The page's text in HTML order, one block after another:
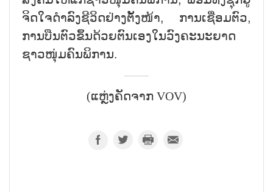
ຈິດໃຈດຳລົງຊີວິດຢ່າງຕັ້ງໜ້າ, ການເຊື່ອມຕົວ,
ການບືນຕົວຂຶ້ນດ້ວຍຕົນເອງໃນວົງຄະນະຍາດ
ຊາວໜຸ່ມຄົນພິການ.
(ແຫຼ່ງຄັດຈາກ VOV)